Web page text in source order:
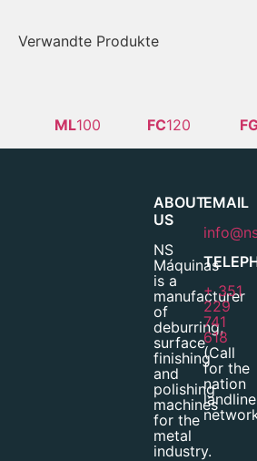
Verwandte Produkte
ML100 FC120
ABOUT
US
NS
Máquinas
is a
manufacturer
of
deburring,
surface
finishing
and
polishing
machines
for the
metal
industry.
EMAIL
+ 351
229
741
618
(Call
for the
nation
landline